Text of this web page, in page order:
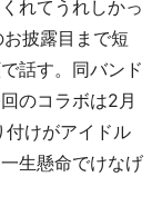
れてうれしかっ
披露目まで短
話す。同バンド
のコラボは2月
付けがアイドル
生懸命でけなげ